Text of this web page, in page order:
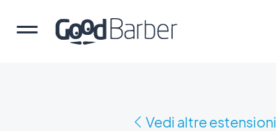
Vedi altre estensioni